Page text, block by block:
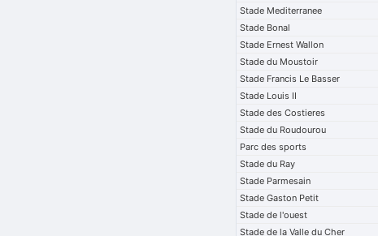
Stade Mediterranee
Stade Bonal
Stade Ernest Wallon
Stade du Moustoir
Stade Francis Le Basser
Stade Louis II
Stade des Costieres
Stade du Roudourou
Parc des sports
Stade du Ray
Stade Parmesain
Stade Gaston Petit
Stade de l'ouest
Stade de la Valle du Cher